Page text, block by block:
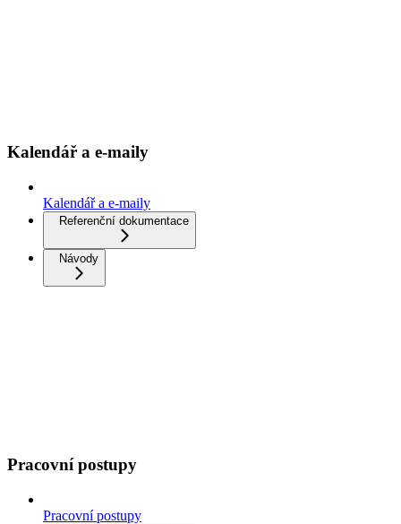
Kalendář a e-maily
Kalendář a e-maily
Referenční dokumentace
Návody
Pracovní postupy
Pracovní postupy